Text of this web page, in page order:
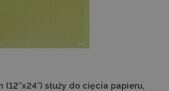
służy do cięcia papieru,